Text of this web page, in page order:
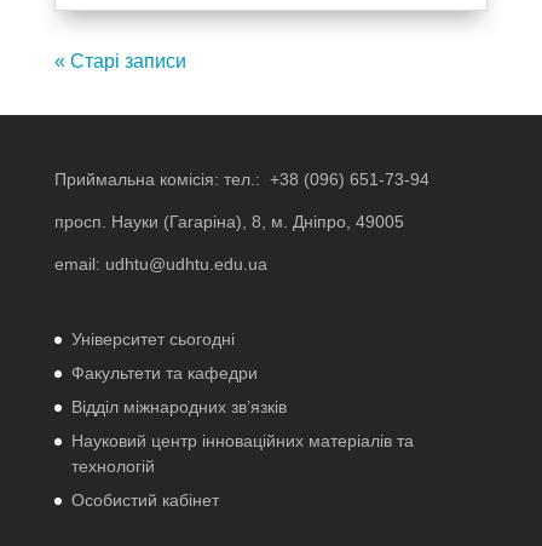
« Старі записи
Приймальна комісія: тел.: +38 (096) 651-73-94
просп. Науки (Гагаріна), 8, м. Дніпро, 49005
email: udhtu@udhtu.edu.ua
Університет сьогодні
Факультети та кафедри
Відділ міжнародних зв’язків
Науковий центр інноваційних матеріалів та
технологій
Особистий кабінет